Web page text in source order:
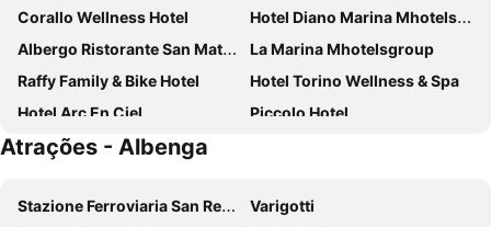
Corallo Wellness Hotel
Hotel Diano Marina Mhotelsgroup
Albergo Ristorante San Matteo
La Marina Mhotelsgroup
Raffy Family & Bike Hotel
Hotel Torino Wellness & Spa
Hotel Arc En Ciel
Piccolo Hotel
Grand Hotel Spiaggia
Grand Hotel Pietra Ligure
Hotel Delle Mimose
Atrações - Albenga
Stazione Ferroviaria San Remo
Varigotti